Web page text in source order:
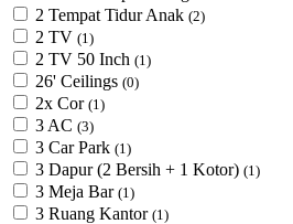
2 Tempat Tidur Anak (2)
2 TV (1)
2 TV 50 Inch (1)
26' Ceilings (0)
2x Cor (1)
3 AC (3)
3 Car Park (1)
3 Dapur (2 Bersih + 1 Kotor) (1)
3 Meja Bar (1)
3 Ruang Kantor (1)